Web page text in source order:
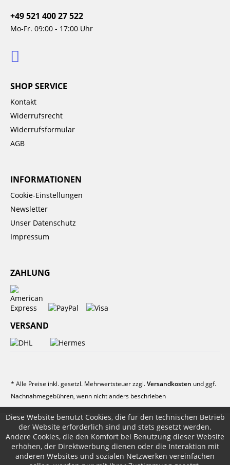
+49 521 400 27 522
Mo-Fr. 09:00 - 17:00 Uhr
SHOP SERVICE
Kontakt
Widerrufsrecht
Widerrufsformular
AGB
INFORMATIONEN
Cookie-Einstellungen
Newsletter
Unser Datenschutz
Impressum
ZAHLUNG
VERSAND
* Alle Preise inkl. gesetzl. Mehrwertsteuer zzgl.Versandkosten und ggf.
Nachnahmegebühren, wenn nicht anders beschrieben
Diese Website benutzt Cookies, die für den technischen Betrieb
der Website erforderlich sind und stets gesetzt werden.
Andere Cookies, die den Komfort bei Benutzung dieser Website
erhöhen, der Direktwerbung dienen oder die Interaktion mit
anderen Websites und sozialen Netzwerken vereinfachen